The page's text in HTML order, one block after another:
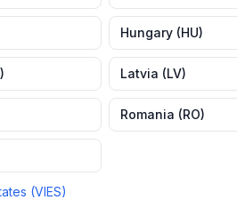
Hungary (HU)
) Latvia (LV)
Romania (RO)
(VIES)